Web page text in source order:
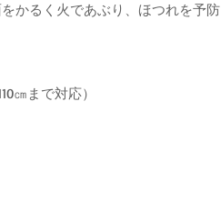
かるく火であぶり、ほつれを予防
㎝まで対応）